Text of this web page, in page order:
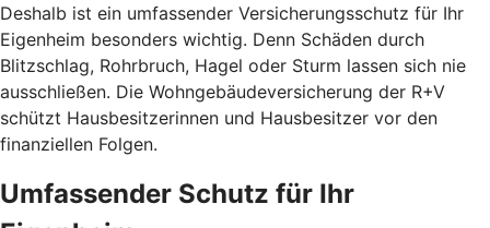
Deshalb ist ein umfassender Versicherungsschutz für Ihr
Eigenheim besonders wichtig. Denn Schäden durch
Blitzschlag, Rohrbruch, Hagel oder Sturm lassen sich nie
ausschließen. Die Wohngebäudeversicherung der R+V
schützt Hausbesitzerinnen und Hausbesitzer vor den
finanziellen Folgen.
Umfassender Schutz für Ihr